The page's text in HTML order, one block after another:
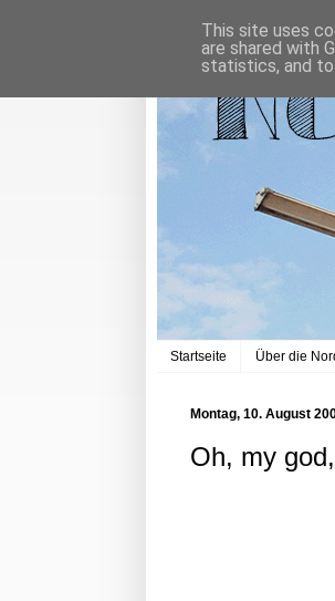
Startseite Über die
Montag, 10. August
Oh, my
This site uses
are shared with
statistics, and